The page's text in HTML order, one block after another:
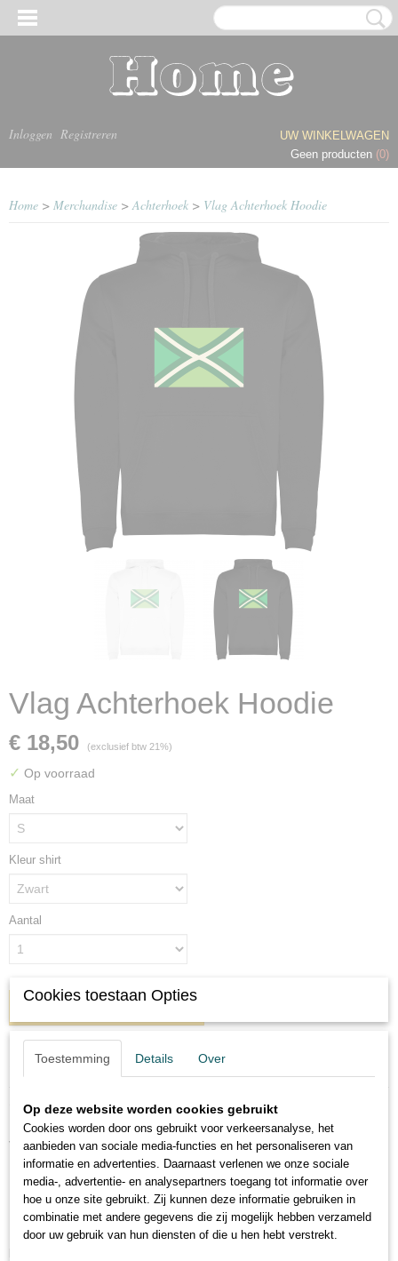
Inloggen Registreren
UW WINKELWAGEN
Geen producten (0)
Home > Merchandise >Achterhoek > Vlag Achterhoek Hoodie
Vlag Achterhoek Hoodie
€ 18,50 (exclusief btw 21%)
✓ Op voorraad
Maat
Kleur shirt
Aantal
IN WINKELWAGEN
Specificaties
1799-8504
Omschrijving
Vlag Achterhoek Hoodie
Deze mooie hoodie is bedrukt met een prachtige full color afbeelding.
Materiaal 50% katoen en 50 % Polyester. Indien het shirt
Cookies toestaan Opties
Toestemming Details Over
Op deze website worden cookies gebruikt
Cookies worden door ons gebruikt voor verkeersanalyse, het
aanbieden van sociale media-functies en het personaliseren van
informatie en advertenties. Daarnaast verlenen we onze sociale
media-, advertentie- en analysepartners toegang tot informatie over
hoe u onze site gebruikt. Zij kunnen deze informatie gebruiken in
combinatie met andere gegevens die zij mogelijk hebben verzameld
door uw gebruik van hun diensten of die u hen hebt verstrekt.